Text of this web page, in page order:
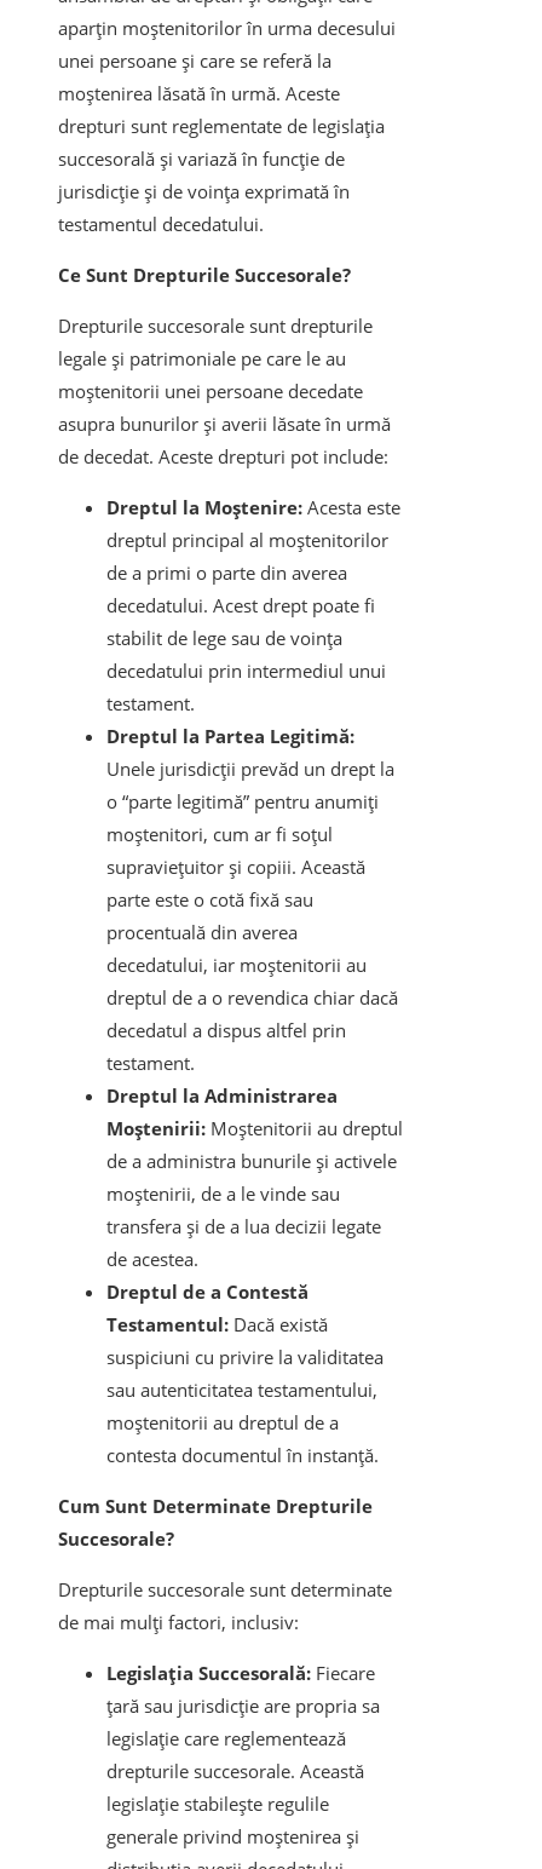
aparțin moștenitorilor în urma decesului
unei persoane și care se referă la
moștenirea lăsată în urmă. Aceste
drepturi sunt reglementate de legislația
succesorală și variază în funcție de
jurisdicție și de voința exprimată în
testamentul decedatului.
Ce Sunt Drepturile Succesorale?
Drepturile succesorale sunt drepturile
legale și patrimoniale pe care le au
moștenitorii unei persoane decedate
asupra bunurilor și averii lăsate în urmă
de decedat. Aceste drepturi pot include:
Dreptul la Moștenire: Acesta este
dreptul principal al moștenitorilor
de a primi o parte din averea
decedatului. Acest drept poate fi
stabilit de lege sau de voința
decedatului prin intermediul unui
testament.
Dreptul la Partea Legitimă:
Unele jurisdicții prevăd un drept la
o “parte legitimă” pentru anumiți
moștenitori, cum ar fi soțul
supraviețuitor și copiii. Această
parte este o cotă fixă sau
procentuală din averea
decedatului, iar moștenitorii au
dreptul de a o revendica chiar dacă
decedatul a dispus altfel prin
testament.
Dreptul la Administrarea
Moștenirii: Moștenitorii au dreptul
de a administra bunurile și activele
moștenirii, de a le vinde sau
transfera și de a lua decizii legate
de acestea.
Dreptul de a Contestă
Testamentul: Dacă există
suspiciuni cu privire la validitatea
sau autenticitatea testamentului,
moștenitorii au dreptul de a
contesta documentul în instanță.
Cum Sunt Determinate Drepturile
Succesorale?
Drepturile succesorale sunt determinate
de mai mulți factori, inclusiv:
Legislația Succesorală: Fiecare
țară sau jurisdicție are propria sa
legislație care reglementează
drepturile succesorale. Această
legislație stabilește regulile
generale privind moștenirea și